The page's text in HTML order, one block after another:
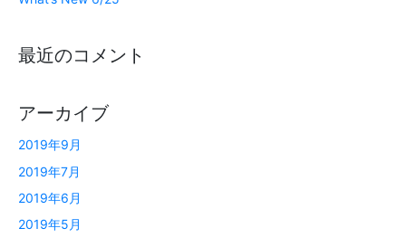
最近のコメント
アーカイブ
2019年9月
2019年7月
2019年6月
2019年5月